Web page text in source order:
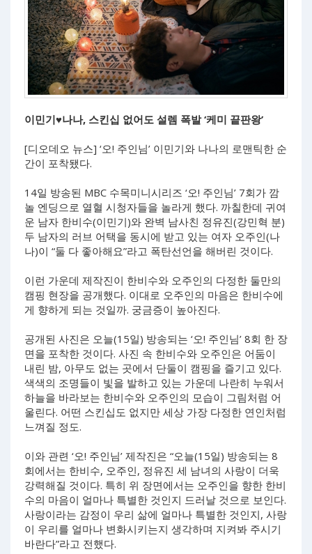
이민기♥나나, 스킨십 없어도 설렘 폭발 ‘케미 끝판왕’
[디오데오 뉴스] ‘오! 주인님’ 이민기와 나나의 로맨틱한 순
간이 포착됐다.
14일 방송된 MBC 수목미니시리즈 ‘오! 주인님’ 7회가 깜
놀 엔딩으로 열혈 시청자들을 놀라게 했다. 까칠한데 귀여
운 남자 한비수(이민기)와 완벽 남사친 정유진(강민혁 분)
두 남자의 러브 어택을 동시에 받고 있는 여자 오주인(나
나)이 “둘 다 좋아해요”라고 폭탄선언을 해버린 것이다.
이런 가운데 제작진이 한비수와 오주인의 다정한 둘만의
캠핑 현장을 공개했다. 이대로 오주인의 마음은 한비수에
게 향하게 되는 것일까. 궁금증이 높아진다.
공개된 사진은 오늘(15일) 방송되는 ‘오! 주인님’ 8회 한 장
면을 포착한 것이다. 사진 속 한비수와 오주인은 어둠이
내린 밤, 아무도 없는 곳에서 단둘이 캠핑을 즐기고 있다.
색색의 조명들이 빛을 발하고 있는 가운데 나란히 누워서
하늘을 바라보는 한비수와 오주인의 모습이 그림처럼 어
울린다. 어떤 스킨십도 없지만 세상 가장 다정한 연인처럼
느껴질 정도.
이와 관련 ‘오! 주인님’ 제작진은 “오늘(15일) 방송되는 8
회에서는 한비수, 오주인, 정유진 세 남녀의 사랑이 더욱
강력해질 것이다. 특히 위 장면에서는 오주인을 향한 한비
수의 마음이 얼마나 특별한 것인지 드러날 것으로 보인다.
사랑이라는 감정이 우리 삶에 얼마나 특별한 것인지, 사랑
이 우리를 얼마나 변화시키는지 생각하며 지켜봐 주시기
바란다”라고 전했다.